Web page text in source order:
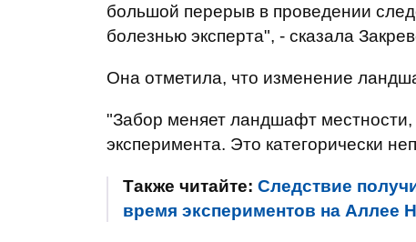
большой перерыв в проведении
болезнью эксперта", - сказала
Она отметила, что изменение
"Забор меняет ландшафт
эксперимента. Это категорически
Также читайте: Следствие
время экспериментов на Аллее